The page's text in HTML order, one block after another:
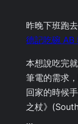
昨晚下班跑
德記吃碗 AB
本想說吃完
筆電的需求
回家的時候
之杖》
…